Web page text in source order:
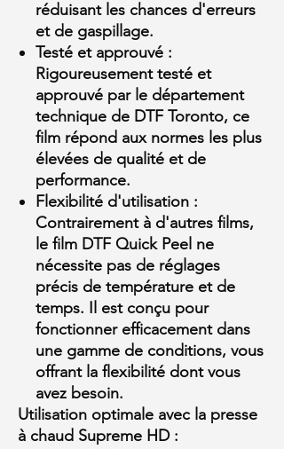
réduisant les chances d'erreurs
et de gaspillage.
Testé et approuvé :
Rigoureusement testé et
approuvé par le département
technique de DTF Toronto, ce
film répond aux normes les plus
élevées de qualité et de
performance.
Flexibilité d'utilisation :
Contrairement à d'autres films,
le film DTF Quick Peel ne
nécessite pas de réglages
précis de température et de
temps. Il est conçu pour
fonctionner efficacement dans
une gamme de conditions, vous
offrant la flexibilité dont vous
avez besoin.
Utilisation optimale avec la presse
à chaud Supreme HD :